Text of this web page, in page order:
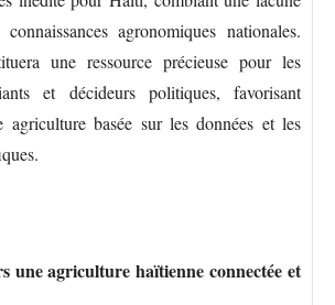
agronomiques nationales.
une ressource précieuse pour les
et décideurs politiques, favorisant
agriculture basée sur les données et les
une agriculture haïtienne connectée et